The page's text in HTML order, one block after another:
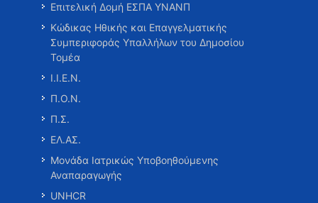
Επιτελική Δομή ΕΣΠΑ ΥΝΑΝΠ
Κώδικας Ηθικής και Επαγγελματικής
Συμπεριφοράς Υπαλλήλων του Δημοσίου
Τομέα
Ι.Ι.Ε.Ν.
Π.Ο.Ν.
Π.Σ.
ΕΛ.ΑΣ.
Μονάδα Ιατρικώς Υποβοηθούμενης
Αναπαραγωγής
UNHCR